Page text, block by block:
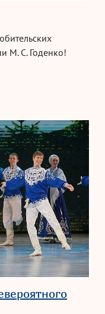
М. С. Годенко!